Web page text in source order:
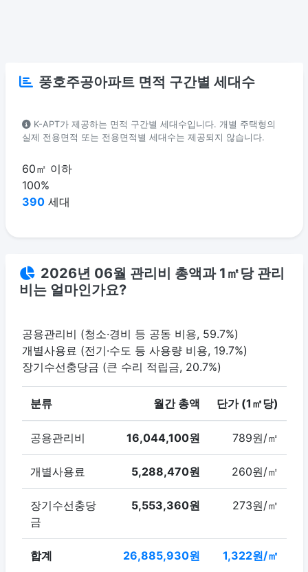
풍호주공아파트 면적 구간별 세대수
K-APT가 제공하는 면적 구간별 세대수입니다. 개별 주택형의
실제 전용면적 또는 전용면적별 세대수는 제공되지 않습니다.
60㎡ 이하
100%
390 세대
2026년 06월 관리비 총액과 1㎡당 관리
비는 얼마인가요?
공용관리비 (청소·경비 등 공동 비용, 59.7%)
개별사용료 (전기·수도 등 사용량 비용, 19.7%)
장기수선충당금 (큰 수리 적립금, 20.7%)
분류 월간 총액 단가 (1㎡당)
공용관리비 16,044,100원 789원/㎡
개별사용료 5,288,470원 260원/㎡
장기수선충당
금
5,553,360원 273원/㎡
합계 26,885,930원 1,322원/㎡